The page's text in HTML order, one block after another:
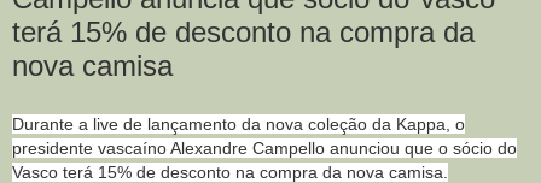
terá 15% de desconto na compra da
nova camisa
Durante a live de lançamento da nova coleção da Kappa, o
presidente vascaíno Alexandre Campello anunciou que o sócio do
Vasco terá 15% de desconto na compra da nova camisa.